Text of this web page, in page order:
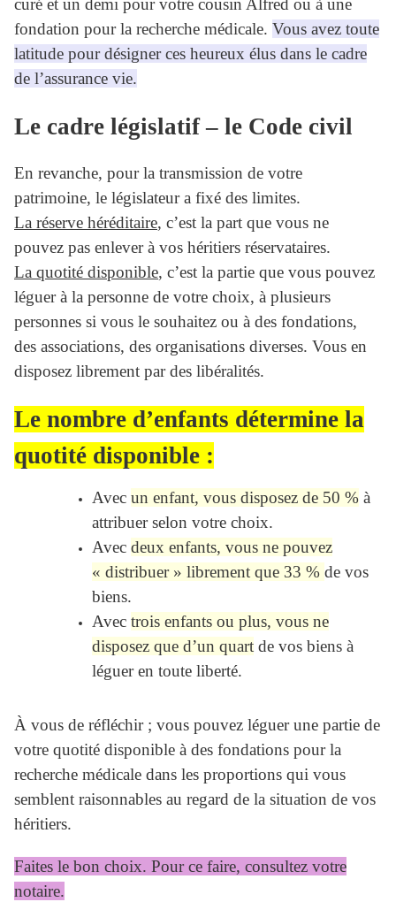
curé et un demi pour votre cousin Alfred ou à une
fondation pour la recherche médicale. Vous avez toute
latitude pour désigner ces heureux élus dans le cadre
de l’assurance vie.
Le cadre législatif – le Code civil
En revanche, pour la transmission de votre
patrimoine, le législateur a fixé des limites.
La réserve héréditaire, c’est la part que vous ne
pouvez pas enlever à vos héritiers réservataires.
La quotité disponible, c’est la partie que vous pouvez
léguer à la personne de votre choix, à plusieurs
personnes si vous le souhaitez ou à des fondations,
des associations, des organisations diverses. Vous en
disposez librement par des libéralités.
Le nombre d’enfants détermine la
quotité disponible :
Avec un enfant, vous disposez de 50 % à
attribuer selon votre choix.
Avec deux enfants, vous ne pouvez
« distribuer » librement que 33 % de vos
biens.
Avec trois enfants ou plus, vous ne
disposez que d’un quart de vos biens à
léguer en toute liberté.
À vous de réfléchir ; vous pouvez léguer une partie de
votre quotité disponible à des fondations pour la
recherche médicale dans les proportions qui vous
semblent raisonnables au regard de la situation de vos
héritiers.
Faites le bon choix. Pour ce faire, consultez votre
notaire.